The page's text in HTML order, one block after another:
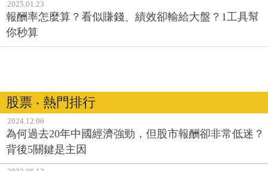
2025.01.23
報酬率怎麼算？看似賺錢、績效卻輸給大盤？1工具幫
你秒算
股票 ‧ 熱門排行
2024.12.06
為何過去20年中國經濟強勁，但股市報酬卻非常低迷？
背後5關鍵是主因